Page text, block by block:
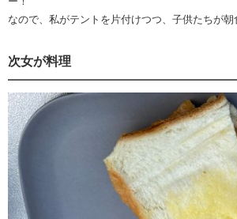
なので、私がテントを片付けつつ、子供たちが朝
次女が料理